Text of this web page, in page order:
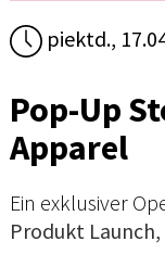
piektd.,
Pop-Up
Apparel
Ein exklusiver
Produkt